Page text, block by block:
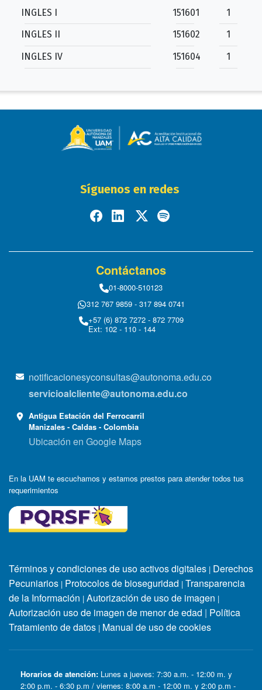
INGLES I 151601
1
INGLES II
151602
1
INGLES IV
151604 1
Síguenos en redes
Contáctanos
01-8000-510123
312 767 9859 - 317 894 0741
+57 (6) 872 7272 - 872 7709
Ext: 102 - 110 - 144
notificacionesyconsultas@autonoma.edu.co
servicioalcliente@autonoma.edu.co
Antigua Estación del Ferrocarril
Manizales - Caldas - Colombia
Ubicación en Google Maps
En la UAM te escuchamos y estamos prestos para atender todos tus
requerimientos
Términos y condiciones de uso activos digitales | Derechos
Pecuniarios | Protocolos de bioseguridad | Transparencia
de la Información | Autorización de uso de imagen |
Autorización uso de imagen de menor de edad | Política
Tratamiento de datos | Manual de uso de cookies
Horarios de atención: Lunes a jueves: 7:30 a.m. - 12:00 m. y
2:00 p.m. - 6:30 p.m / viernes: 8:00 a.m - 12:00 m. y 2:00 p.m -